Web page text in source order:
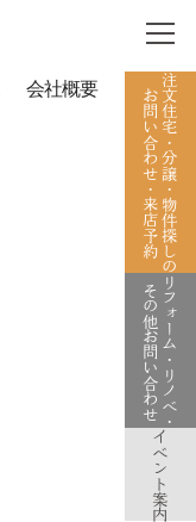
会社概要 注文住宅・分譲・物件探しの
お問い合わせ・来店予約
リフォーム・リノベ・
その他お問い合わせ
イベント案内